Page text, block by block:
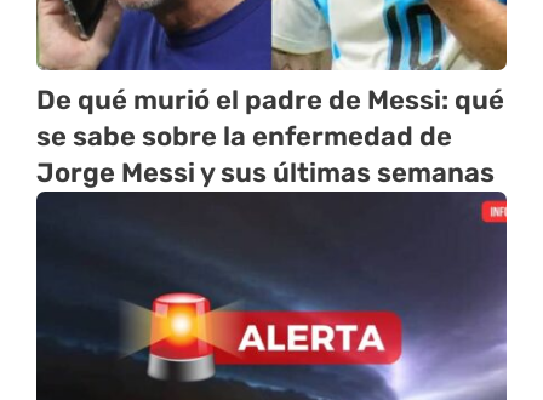
De qué murió el padre de Messi: qué
se sabe sobre la enfermedad de
Jorge Messi y sus últimas semanas